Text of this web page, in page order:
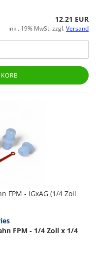
12,21 EUR
inkl. 19% MwSt. zzgl.Versand
FPM - IGxAG (1/4 Zoll
FPM - 1/4 Zoll x 1/4